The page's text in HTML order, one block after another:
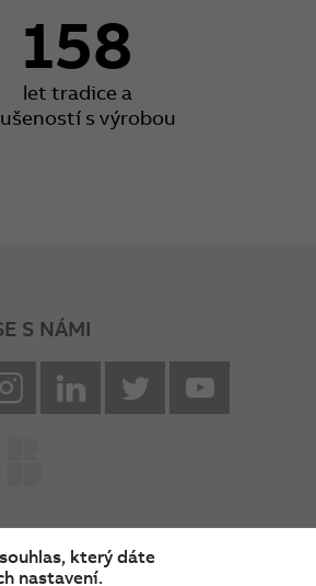
158
let tradice a
s výrobou
S NÁMI
instagramLinkedin twitter
který dáte
nastavení.